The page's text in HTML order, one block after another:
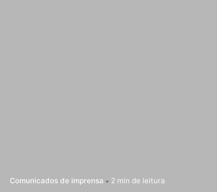
Comunicados de imprensa 2 min de leitura